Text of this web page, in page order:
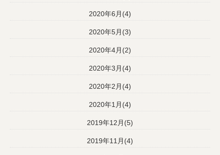
2020年6月(4)
2020年5月(3)
2020年4月(2)
2020年3月(4)
2020年2月(4)
2020年1月(4)
2019年12月(5)
2019年11月(4)